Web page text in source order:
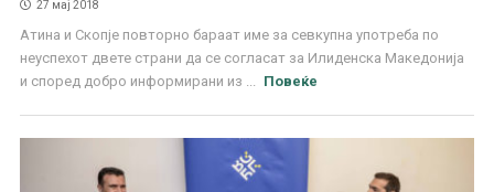
27 мај 2018
Атина и Скопје повторно бараат име за севкупна употреба по
неуспехот двете страни да се согласат за Илиденска Македонија
и според добро информирани из ...
Повеќе